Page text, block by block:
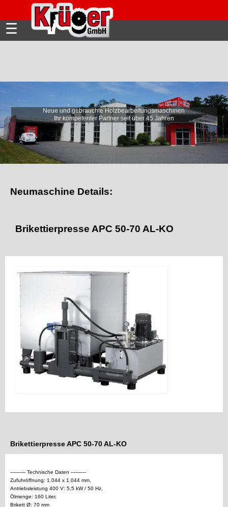
☰
Neue und gebrauchte Holzbearbeitungsmaschinen
Ihr kompetenter Partner seit über 45 Jahren
Neumaschine Details:
Brikettierpresse APC 50-70 AL-KO
Brikettierpresse APC 50-70 AL-KO
---------- Technische Daten ----------
Zufuhröffnung: 1.044 x 1.044 mm,
Antriebsleistung 400 V: 5,5 kW / 50 Hz,
Ölmenge: 160 Liter,
Brikett Ø: 70 mm